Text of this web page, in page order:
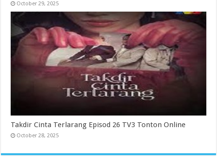
October 29, 2025
Takdir Cinta Terlarang Episod 26 TV3 Tonton Online
October 28, 2025